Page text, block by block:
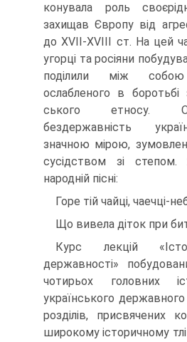
конувала роль
захищав Європу від
до XVII-XVIII ст. На цей
угорці та росіяни
поділили між собою
ослабленого в
ського етносу.
бездержавність
значною мірою,
сусідством зі
народній пісні:
Горе тій чайці, чаечці-
Що вивела діток при
Курс лекцій
державності»
чотирьох головних
українського
розділів, присвячених
широкому історичному тлі